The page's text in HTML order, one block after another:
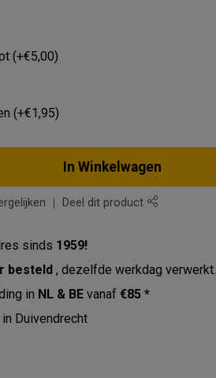
(+€5,00)
(+€1,95)
In Winkelwagen
Deel dit product
sinds 1959!
besteld, dezelfde werkdag verwerkt.
in NL & BE vanaf€85 *
in Duivendrecht